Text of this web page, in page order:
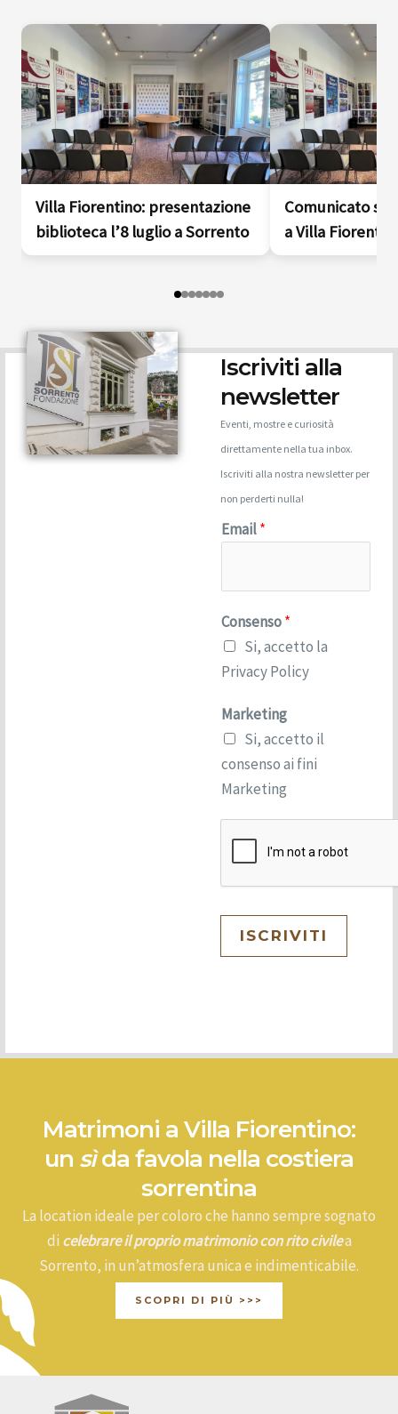
Villa Fiorentino: presentazione
biblioteca l’8 luglio a Sorrento
Comunicato
a Villa
Iscriviti alla
newsletter
Eventi, mostre e curiosità
direttamente nella tua inbox.
Iscriviti alla nostra newsletter per
non perderti nulla!
Email*
Consenso*
Si, accetto la
Privacy Policy
C
o
s
n
s
Marketing
Si, accetto il
consenso ai fini
Marketing
ISCRIVITI
Matrimoni a Villa Fiorentino:
un sìda favola nella costiera
sorrentina
La location ideale per coloro che hanno sempre sognato
di celebrare il proprio matrimonio con rito civilea
Sorrento, in un’atmosfera unica e indimenticabile.
SCOPRI DI PIÙ >>>